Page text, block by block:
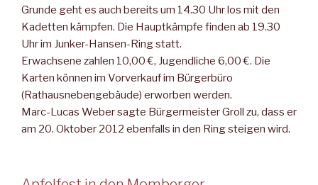
Grunde geht es auch bereits um 14.30 Uhr los mit den
Kadetten kämpfen. Die Hauptkämpfe finden ab 19.30
Uhr im Junker-Hansen-Ring statt.
Erwachsene zahlen 10,00 €, Jugendliche 6,00 €. Die
Karten können im Vorverkauf im Bürgerbüro
(Rathausnebengebäude) erworben werden.
Marc-Lucas Weber sagte Bürgermeister Groll zu, dass er
am 20. Oktober 2012 ebenfalls in den Ring steigen wird.